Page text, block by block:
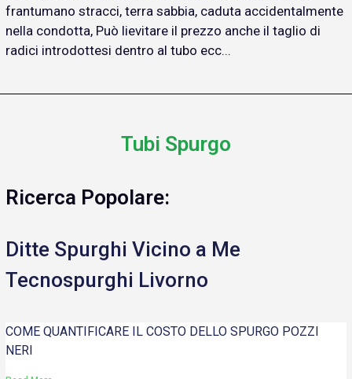
frantumano stracci, terra sabbia, caduta accidentalmente
nella condotta, Può lievitare il prezzo anche il taglio di
radici introdottesi dentro al tubo ecc...
Tubi Spurgo
Ricerca Popolare:
Ditte Spurghi Vicino a Me
Tecnospurghi Livorno
COME QUANTIFICARE IL COSTO DELLO SPURGO POZZI
NERI